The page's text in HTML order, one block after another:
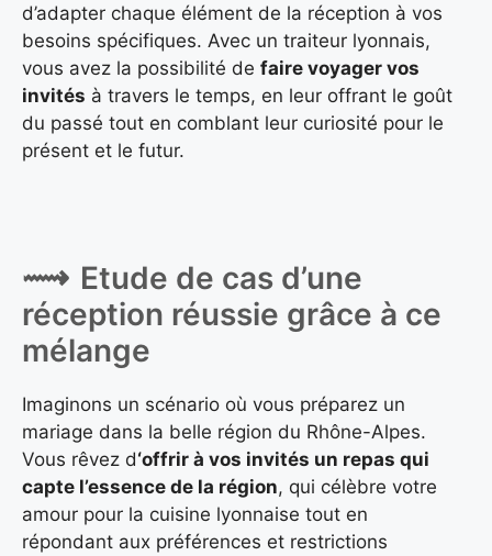
d’adapter chaque élément de la réception à vos
besoins spécifiques. Avec un traiteur lyonnais,
vous avez la possibilité de faire voyager vos
invités à travers le temps, en leur offrant le goût
du passé tout en comblant leur curiosité pour le
présent et le futur.
Etude de cas d’une
réception réussie grâce à ce
mélange
Imaginons un scénario où vous préparez un
mariage dans la belle région du Rhône-Alpes.
Vous rêvez d‘offrir à vos invités un repas qui
capte l’essence de la région, qui célèbre votre
amour pour la cuisine lyonnaise tout en
répondant aux préférences et restrictions